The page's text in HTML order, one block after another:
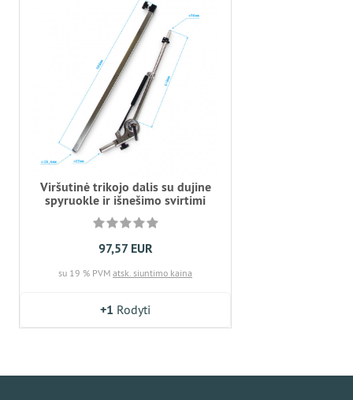
Viršutinė trikojo dalis su dujine
spyruokle ir išnešimo svirtimi
97,57 EUR
su 19 % PVM atsk. siuntimo kaina
+1 Rodyti